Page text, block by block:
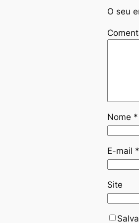
O seu
Nome *
E-mail *
Site